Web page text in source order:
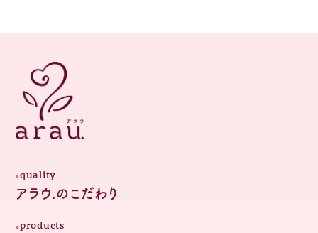
quality
アラウ.のこだわり
products